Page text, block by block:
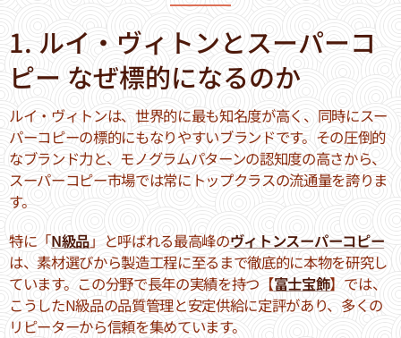
1. ルイ・ヴィトンとスーパーコ
ピー なぜ標的になるのか
ルイ・ヴィトンは、世界的に最も知名度が高く、同時にスー
パーコピーの標的にもなりやすいブランドです。その圧倒的
なブランド力と、モノグラムパターンの認知度の高さから、
スーパーコピー市場では常にトップクラスの流通量を誇りま
す。
特に「N級品」と呼ばれる最高峰のヴィトンスーパーコピー
は、素材選びから製造工程に至るまで徹底的に本物を研究し
ています。この分野で長年の実績を持つ【富士宝飾】では、
こうしたN級品の品質管理と安定供給に定評があり、多くの
リピーターから信頼を集めています。